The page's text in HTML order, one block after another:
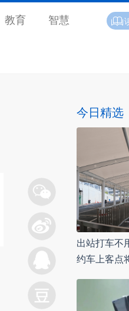
教育 智慧
今日精选
出站打车不
约车上客点